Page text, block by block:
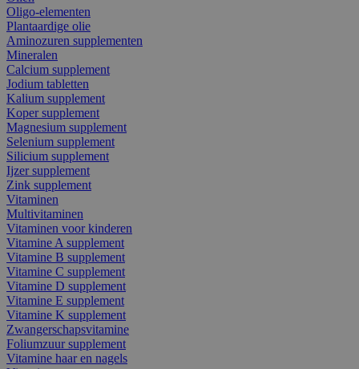
Oligo-elementen
Plantaardige olie
Aminozuren supplementen
Mineralen
Calcium supplement
Jodium tabletten
Kalium supplement
Koper supplement
Magnesium supplement
Selenium supplement
Silicium supplement
Ijzer supplement
Zink supplement
Vitaminen
Multivitaminen
Vitaminen voor kinderen
Vitamine A supplement
Vitamine B supplement
Vitamine C supplement
Vitamine D supplement
Vitamine E supplement
Vitamine K supplement
Zwangerschapsvitamine
Foliumzuur supplement
Vitamine haar en nagels